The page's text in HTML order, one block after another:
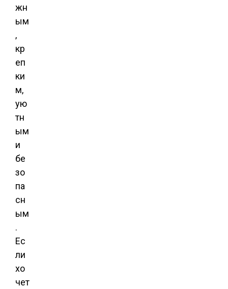
жн
ым
,
кр
еп
ки
м,
ую
тн
ым
и
бе
зо
па
сн
ым
.
Ес
ли
хо
чет